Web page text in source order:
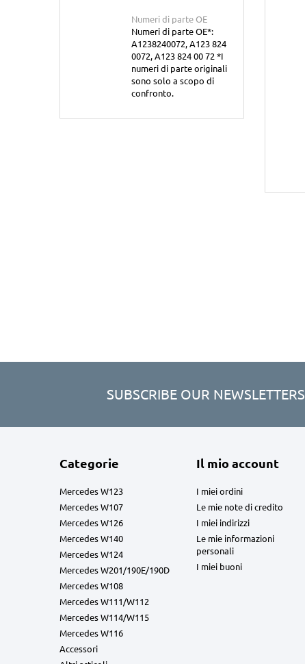
Numeri di parte OE
Numeri di parte OE*:
A1238240072, A123 824
0072, A123 824 00 72 *I
numeri di parte originali
sono solo a scopo di
confronto.
SUBSCRIBE OUR NEWSLETTERS
Categorie
Mercedes W123
Mercedes W107
Mercedes W126
Mercedes W140
Mercedes W124
Mercedes W201/190E/190D
Mercedes W108
Mercedes W111/W112
Mercedes W114/W115
Mercedes W116
Accessori
Il mio account
I miei ordini
Le mie note di credito
I miei indirizzi
Le mie informazioni
personali
I miei buoni